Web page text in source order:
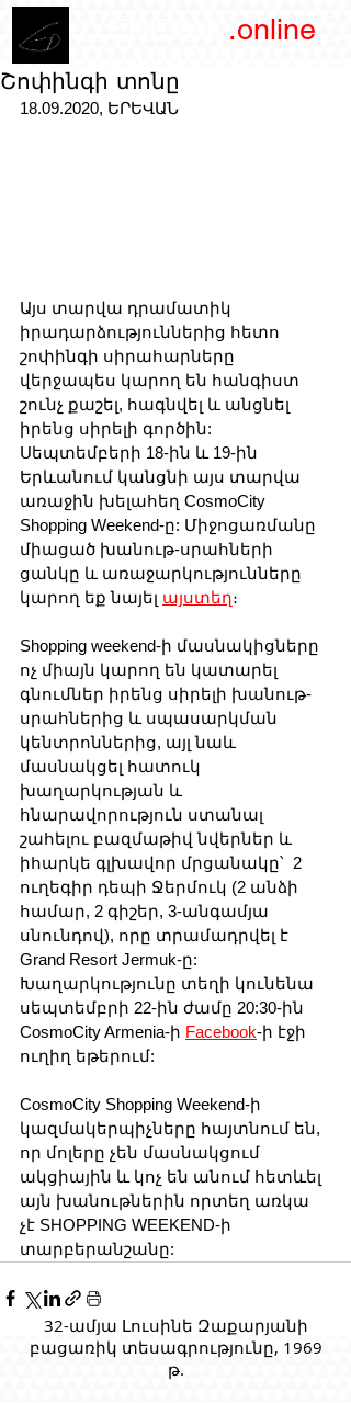
.online
Շոփինգի տոնը
18.09.2020, ԵՐԵՎԱՆ
Այս տարվա դրամատիկ
իրադարձություններից հետո
շոփինգի սիրահարները
վերջապես կարող են հանգիստ
շունչ քաշել, հագնվել և անցնել
իրենց սիրելի գործին:
Սեպտեմբերի 18-ին և 19-ին
Երևանում կանցնի այս տարվա
առաջին խելահեղ CosmoCity
Shopping Weekend-ը: Միջոցառմանը
միացած խանութ-սրահների
ցանկը և առաջարկությունները
կարող եք նայել այստեղ։
Shopping weekend-ի մասնակիցները
ոչ միայն կարող են կատարել
գնումներ իրենց սիրելի խանութ-
սրահներից և սպասարկման
կենտրոններից, այլ նաև
մասնակցել հատուկ
խաղարկության և
հնարավորություն ստանալ
շահելու բազմաթիվ նվերներ և
իհարկե գլխավոր մրցանակը՝  2
ուղեգիր դեպի Ջերմուկ (2 անձի
համար, 2 գիշեր, 3-անգամյա
սնունդով), որը տրամադրվել է
Grand Resort Jermuk-ը:
Խաղարկությունը տեղի կունենա
սեպտեմբրի 22-ին ժամը 20:30-ին
CosmoCity Armenia-ի Facebook-ի էջի
ուղիղ եթերում:
CosmoCity Shopping Weekend-ի
կազմակերպիչները հայտնում են,
որ մոլերը չեն մասնակցում
ակցիային և կոչ են անում հետևել
այն խանութներին որտեղ առկա
չէ SHOPPING WEEKEND-ի
տարբերանշանը:
32-ամյա Լուսինե Զաքարյանի
բացառիկ տեսագրությունը, 1969
թ.